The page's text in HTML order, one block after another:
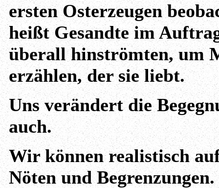
ersten Osterzeugen
heißt Gesandte im
überall hinströmten, um
erzählen, der sie liebt.
Uns verändert die
auch.
Wir können realistisch
Nöten und